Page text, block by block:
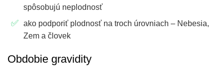
spôsobujú neplodnosť
ako podporiť plodnosť na troch úrovniach – Nebesia,
Zem a človek
Obdobie gravidity